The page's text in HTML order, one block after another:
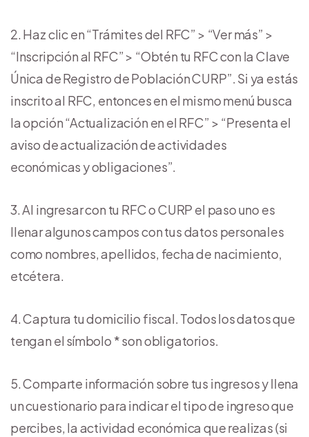
Haz clic en “Trámites del RFC” > “Ver más” >
“Inscripción al RFC” > “Obtén tu RFC con la Clave
Única de Registro de Población CURP”. Si ya estás
inscrito al RFC, entonces en el mismo menú busca
la opción “Actualización en el RFC” > “Presenta el
aviso de actualización de actividades
económicas y obligaciones”.
Al ingresar con tu RFC o CURP el paso uno es
llenar algunos campos con tus datos personales
como nombres, apellidos, fecha de nacimiento,
etcétera.
Captura tu domicilio fiscal. Todos los datos que
tengan el símbolo * son obligatorios.
Comparte información sobre tus ingresos y llena
un cuestionario para indicar el tipo de ingreso que
percibes, la actividad económica que realizas (si